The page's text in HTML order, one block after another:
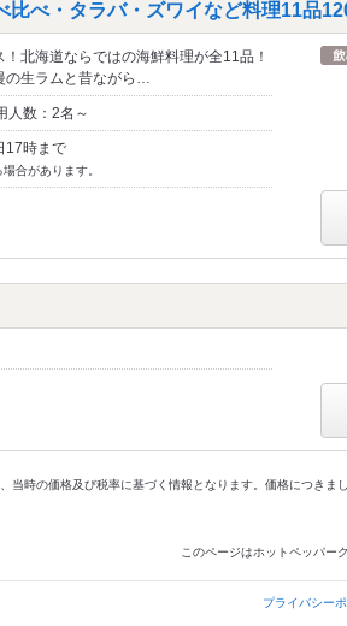
比べ・タラバ・ズワイなど料理11品
北海道ならではの海鮮料理が全11品！
の生ラムと昔ながら…
人数：2名～
17時まで
合があります。
時の価格及び税率に基づく情報となります。価格につきま
このページはホットペッパー
プライバシー